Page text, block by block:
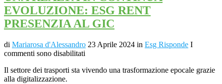
EVOLUZIONE: ESG RENT
PRESENZIA AL GIC
di Mariarosa d'Alessandro 23 Aprile 2024 in Esg Risponde I
commenti sono disabilitati
Il settore dei trasporti sta vivendo una trasformazione epocale grazie
alla digitalizzazione.